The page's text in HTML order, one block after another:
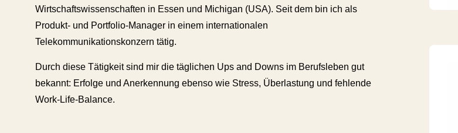
Wirtschaftswissenschaften in Essen und Michigan (USA). Seit dem bin ich als
Produkt- und Portfolio-Manager in einem internationalen
Telekommunikationskonzern tätig.
Durch diese Tätigkeit sind mir die täglichen Ups and Downs im Berufsleben gut
bekannt: Erfolge und Anerkennung ebenso wie Stress, Überlastung und fehlende
Work-Life-Balance.